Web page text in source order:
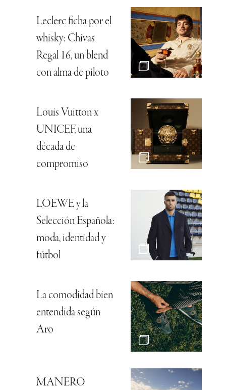
Leclerc ficha por el
whisky: Chivas
Regal 16, un blend
con alma de piloto
Louis Vuitton x
UNICEF, una
década de
compromiso
LOEWE y la
Selección Española:
moda, identidad y
fútbol
La comodidad bien
entendida según
Aro
MANERO